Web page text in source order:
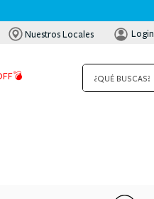
Nuestros Locales Login
¿QUÉ BUSCAS?